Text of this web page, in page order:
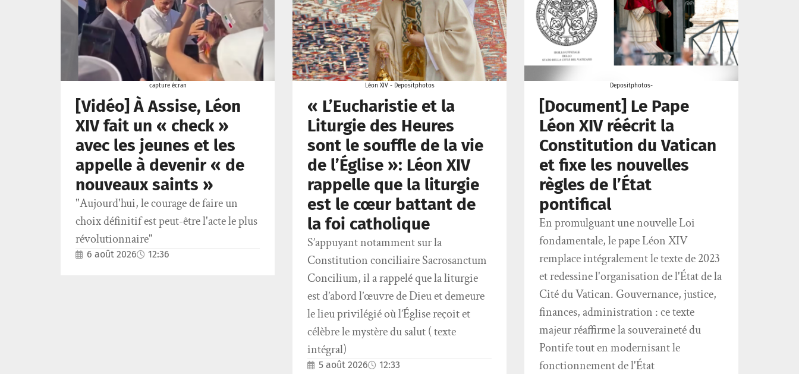
capture écran
[Vidéo] À Assise, Léon
XIV fait un « check »
avec les jeunes et les
appelle à devenir « de
nouveaux saints »
"Aujourd'hui, le courage de faire un
choix définitif est peut-être l'acte le plus
révolutionnaire"
6 août 2026 12:36
Léon XIV - Depositphotos
« L’Eucharistie et la
Liturgie des Heures
sont le souffle de la vie
de l’Église »: Léon XIV
rappelle que la liturgie
est le cœur battant de
la foi catholique
S’appuyant notamment sur la
Constitution conciliaire Sacrosanctum
Concilium, il a rappelé que la liturgie
est d’abord l’œuvre de Dieu et demeure
le lieu privilégié où l’Église reçoit et
célèbre le mystère du salut ( texte
intégral)
5 août 2026 12:33
Depositphotos-
[Document] Le Pape
Léon XIV réécrit la
Constitution du Vatican
et fixe les nouvelles
règles de l’État
pontifical
En promulguant une nouvelle Loi
fondamentale, le pape Léon XIV
remplace intégralement le texte de 2023
et redessine l'organisation de l'État de la
Cité du Vatican. Gouvernance, justice,
finances, administration : ce texte
majeur réaffirme la souveraineté du
Pontife tout en modernisant le
fonctionnement de l'État